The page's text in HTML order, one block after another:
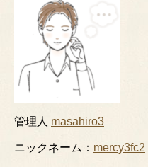
管理人 masahiro3
ニックネーム： mercy3fc2